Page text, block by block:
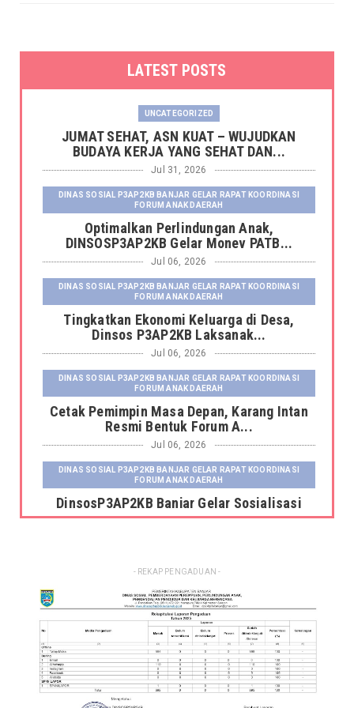
LATEST POSTS
UNCATEGORIZED
JUMAT SEHAT, ASN KUAT – WUJUDKAN
BUDAYA KERJA YANG SEHAT DAN...
Jul 31, 2026
DINAS SOSIAL P3AP2KB BANJAR GELAR RAPAT KOORDINASI
FORUM ANAK DAERAH
Optimalkan Perlindungan Anak,
DINSOSP3AP2KB Gelar Monev PATB...
Jul 06, 2026
DINAS SOSIAL P3AP2KB BANJAR GELAR RAPAT KOORDINASI
FORUM ANAK DAERAH
Tingkatkan Ekonomi Keluarga di Desa,
Dinsos P3AP2KB Laksanak...
Jul 06, 2026
DINAS SOSIAL P3AP2KB BANJAR GELAR RAPAT KOORDINASI
FORUM ANAK DAERAH
Cetak Pemimpin Masa Depan, Karang Intan
Resmi Bentuk Forum A...
Jul 06, 2026
DINAS SOSIAL P3AP2KB BANJAR GELAR RAPAT KOORDINASI
FORUM ANAK DAERAH
DinsosP3AP2KB Banjar Gelar Sosialisasi
Pemutakhiran dan Pemb...
FORUM ANAK DAERAH
Kepala Dinas Sosial P3AP2KB Kabupaten
Banjar Serahkan Fasili...
Jun 23, 2026
DINSOS P3AP2KB BANJAR GELAR RAKOR SISTEM INFORMASI
KELUARGA TAHUN 2026
Dinsos P3AP2KB Banjar Gelar Rakor Sistem
Informasi Keluarga ...
- REKAP PENGADUAN -